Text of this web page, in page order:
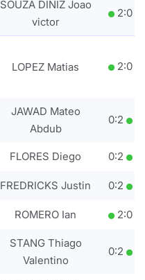
SOUZA DINIZ Joao
victor
2:0
LOPEZ Matias 2:0
JAWAD Mateo
Abdub
0:2
FLORES Diego 0:2
FREDRICKS Justin 0:2
ROMERO Ian 2:0
STANG Thiago
Valentino
0:2